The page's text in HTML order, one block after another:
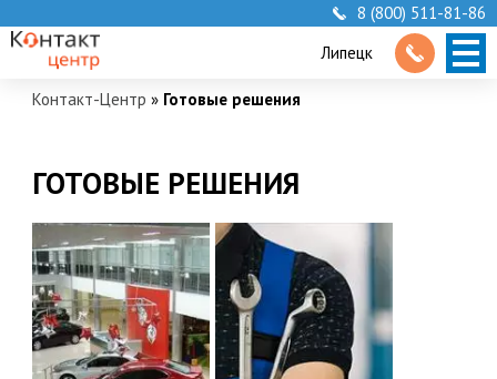
8 (800) 511-81-86
Липецк
Контакт-Центр » Готовые решения
ГОТОВЫЕ РЕШЕНИЯ